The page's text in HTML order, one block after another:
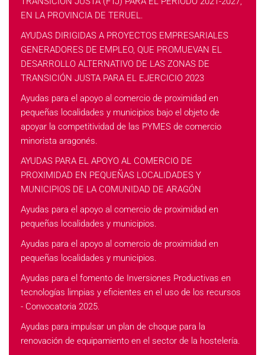
EN LA PROVINCIA DE TERUEL.
AYUDAS DIRIGIDAS A PROYECTOS EMPRESARIALES
GENERADORES DE EMPLEO, QUE PROMUEVAN EL
DESARROLLO ALTERNATIVO DE LAS ZONAS DE
TRANSICIÓN JUSTA PARA EL EJERCICIO 2023
Ayudas para el apoyo al comercio de proximidad en
pequeñas localidades y municipios bajo el objeto de
apoyar la competitividad de las PYMES de comercio
minorista aragonés.
AYUDAS PARA EL APOYO AL COMERCIO DE
PROXIMIDAD EN PEQUEÑAS LOCALIDADES Y
MUNICIPIOS DE LA COMUNIDAD DE ARAGÓN
Ayudas para el apoyo al comercio de proximidad en
pequeñas localidades y municipios.
Ayudas para el apoyo al comercio de proximidad en
pequeñas localidades y municipios.
Ayudas para el fomento de Inversiones Productivas en
tecnologías limpias y eficientes en el uso de los recursos
- Convocatoria 2025.
Ayudas para impulsar un plan de choque para la
renovación de equipamiento en el sector de la hostelería.